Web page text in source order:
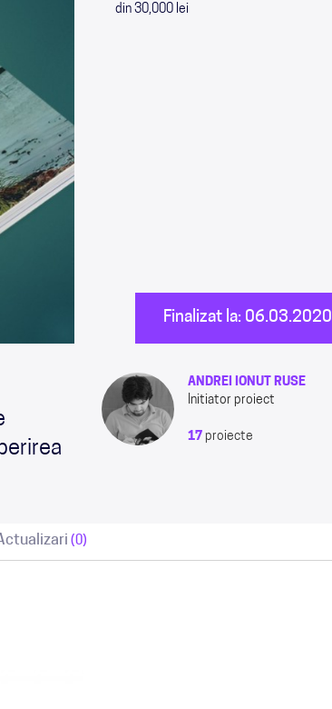
din 30,000 lei
Finalizat la: 06.03.2020
ANDREI IONUT RUSE
Initiator proiect
17proiecte
(0)